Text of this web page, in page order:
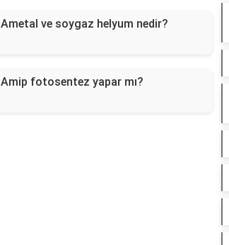
Ametal ve soygaz helyum nedir?
Amip fotosentez yapar mı?